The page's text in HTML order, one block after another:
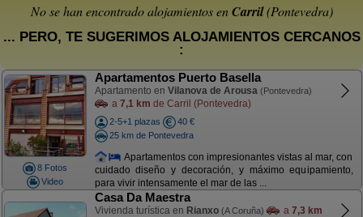
No se han encontrado alojamientos enCarril(Pontevedra)
... PERO, TE SUGERIMOS ALOJAMIENTOS CERCANOS
:
8 Fotos
Video
Apartamentos Puerto Basella
Apartamento en Vilanova de Arousa (Pontevedra)
a 7,1 km de Carril (Pontevedra)
2-5+1 plazas
40 €
25 km de Pontevedra
Apartamentos con impresionantes vistas al mar, con
cuidado diseño y decoración, y máximo equipamiento,
para vivir intensamente el mar de las ...
Casa Da Maestra
Vivienda turística en Rianxo (A Coruña) a 7,3 km